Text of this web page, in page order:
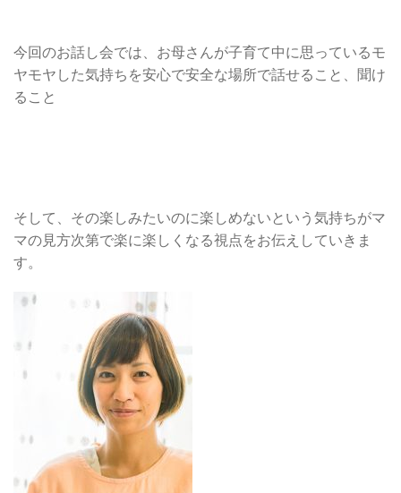
今回のお話し会では、お母さんが子育て中に思っているモ
ヤモヤした気持ちを安心で安全な場所で話せること、聞け
ること
そして、その楽しみたいのに楽しめないという気持ちがマ
マの見方次第で楽に楽しくなる視点をお伝えしていきま
す。